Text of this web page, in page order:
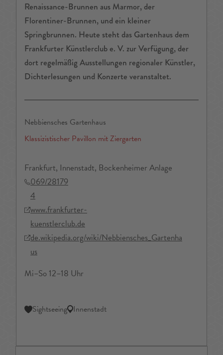
Renaissance-Brunnen aus Marmor, der
Florentiner-Brunnen, und ein kleiner
Springbrunnen. Heute steht das Gartenhaus dem
Frankfurter Künstlerclub e. V. zur Verfügung, der
dort regelmäßig Ausstellungen regionaler Künstler,
Dichterlesungen und Konzerte veranstaltet.
Nebbiensches Gartenhaus
Klassizistischer Pavillon mit Ziergarten
Frankfurt, Innenstadt, Bockenheimer Anlage
069/28179
4
www.frankfurter-
kuenstlerclub.de
de.wikipedia.org/wiki/Nebbiensches_Gartenha
us
Mi–So 12–18 Uhr
Sightseeing Innenstadt